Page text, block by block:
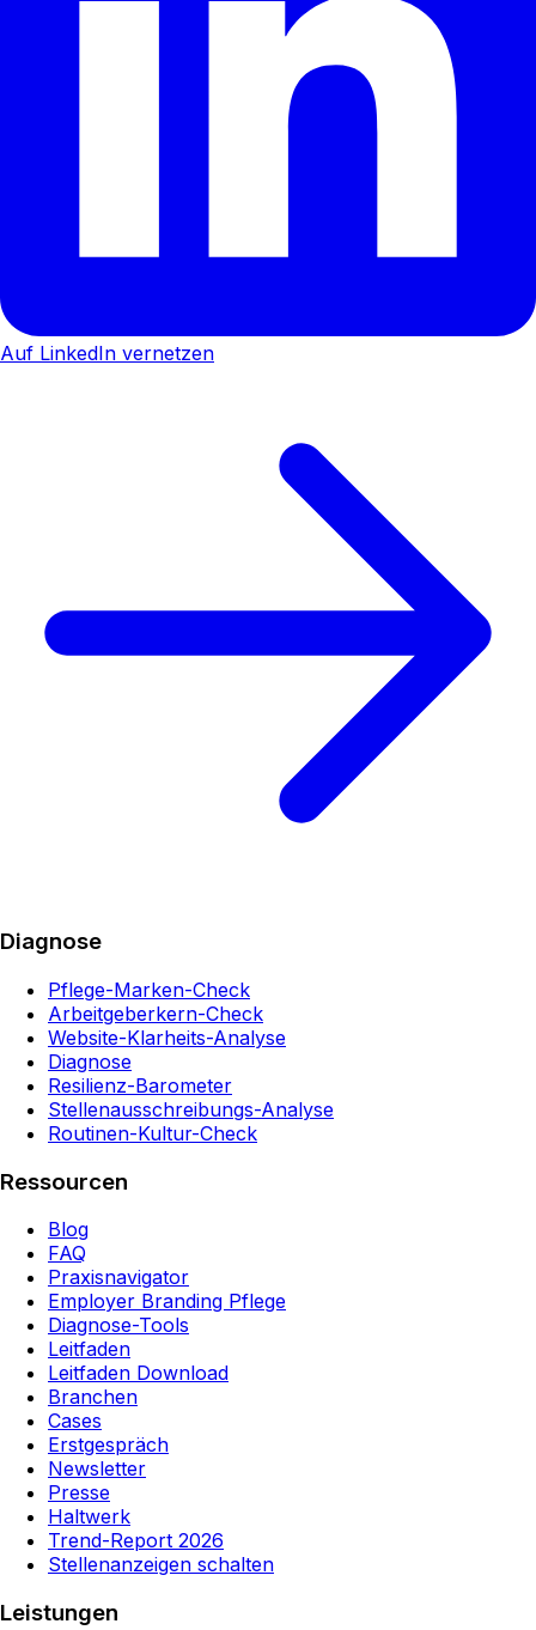
Auf LinkedIn vernetzen
Diagnose
Pflege-Marken-Check
Arbeitgeberkern-Check
Website-Klarheits-Analyse
Diagnose
Resilienz-Barometer
Stellenausschreibungs-Analyse
Routinen-Kultur-Check
Ressourcen
Blog
FAQ
Praxisnavigator
Employer Branding Pflege
Diagnose-Tools
Leitfaden
Leitfaden Download
Branchen
Cases
Erstgespräch
Newsletter
Presse
Haltwerk
Trend-Report 2026
Stellenanzeigen schalten
Leistungen